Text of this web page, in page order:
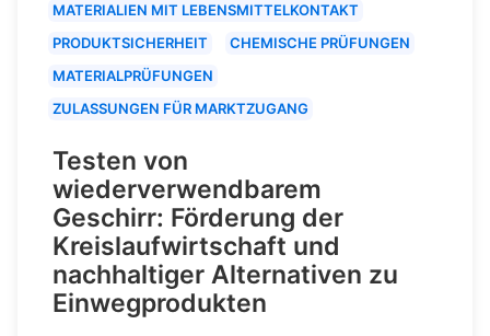
MATERIALIEN MIT LEBENSMITTELKONTAKT
PRODUKTSICHERHEIT
CHEMISCHE PRÜFUNGEN
MATERIALPRÜFUNGEN
ZULASSUNGEN FÜR MARKTZUGANG
Testen von
wiederverwendbarem
Geschirr: Förderung der
Kreislaufwirtschaft und
nachhaltiger Alternativen zu
Einwegprodukten